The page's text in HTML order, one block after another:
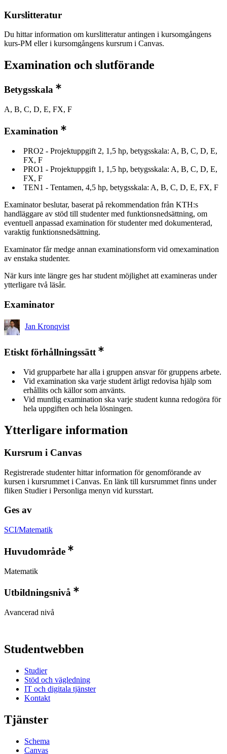
Kurslitteratur
Du hittar information om kurslitteratur antingen i kursomgångens
kurs-PM eller i kursomgångens kursrum i Canvas.
Examination och slutförande
Betygsskala
A, B, C, D, E, FX, F
Examination
PRO2 - Projektuppgift 2, 1,5 hp, betygsskala: A, B, C, D, E,
FX, F
PRO1 - Projektuppgift 1, 1,5 hp, betygsskala: A, B, C, D, E,
FX, F
TEN1 - Tentamen, 4,5 hp, betygsskala: A, B, C, D, E, FX, F
Examinator beslutar, baserat på rekommendation från KTH:s
handläggare av stöd till studenter med funktionsnedsättning, om
eventuell anpassad examination för studenter med dokumenterad,
varaktig funktionsnedsättning.
Examinator får medge annan examinationsform vid omexamination
av enstaka studenter.
När kurs inte längre ges har student möjlighet att examineras under
ytterligare två läsår.
Examinator
Jan Kronqvist
Etiskt förhållningssätt
Vid grupparbete har alla i gruppen ansvar för gruppens arbete.
Vid examination ska varje student ärligt redovisa hjälp som
erhållits och källor som använts.
Vid muntlig examination ska varje student kunna redogöra för
hela uppgiften och hela lösningen.
Ytterligare information
Kursrum i Canvas
Registrerade studenter hittar information för genomförande av
kursen i kursrummet i Canvas. En länk till kursrummet finns under
fliken Studier i Personliga menyn vid kursstart.
Ges av
SCI/Matematik
Huvudområde
Matematik
Utbildningsnivå
Avancerad nivå
Studentwebben
Studier
Stöd och vägledning
IT och digitala tjänster
Kontakt
Tjänster
Schema
Canvas